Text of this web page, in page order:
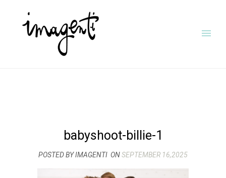
babyshoot-billie-1
POSTED BY IMAGENTI ONSEPTEMBER 16,2025